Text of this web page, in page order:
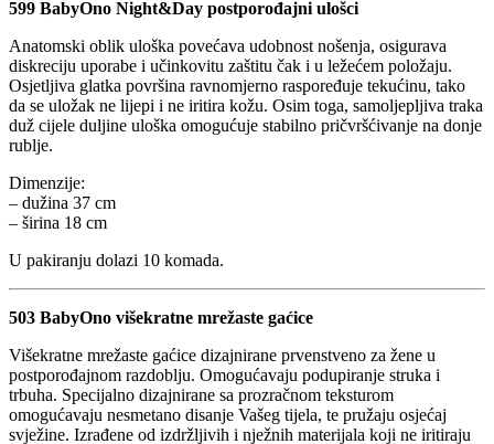
599 BabyOno Night&Day postporođajni ulošci
Anatomski oblik uloška povećava udobnost nošenja, osigurava
diskreciju uporabe i učinkovitu zaštitu čak i u ležećem položaju.
Osjetljiva glatka površina ravnomjerno raspoređuje tekućinu, tako
da se uložak ne lijepi i ne iritira kožu. Osim toga, samoljepljiva traka
duž cijele duljine uloška omogućuje stabilno pričvršćivanje na donje
rublje.
Dimenzije:
– dužina 37 cm
– širina 18 cm
U pakiranju dolazi 10 komada.
503 BabyOno višekratne mrežaste gaćice
Višekratne mrežaste gaćice dizajnirane prvenstveno za žene u
postporođajnom razdoblju. Omogućavaju podupiranje struka i
trbuha. Specijalno dizajnirane sa prozračnom teksturom
omogućavaju nesmetano disanje Vašeg tijela, te pružaju osjećaj
svježine. Izrađene od izdržljivih i nježnih materijala koji ne iritiraju